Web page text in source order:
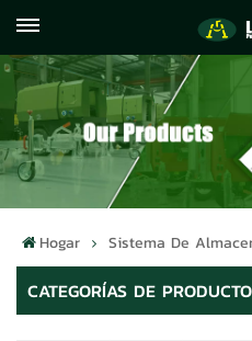
059122071372
Hogar Sistema De
CATEGORÍAS DE PRODUCTO